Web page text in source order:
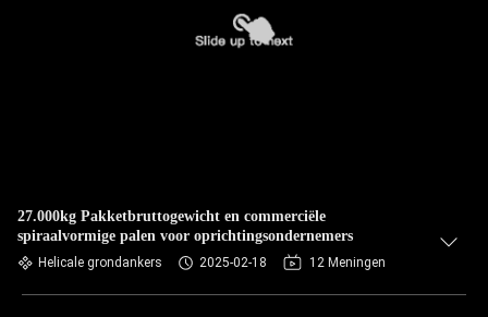
27.000kg Pakketbruttogewicht en commerciële
spiraalvormige palen voor oprichtingsondernemers
Helicale grondankers 2025-02-18 12 Meningen